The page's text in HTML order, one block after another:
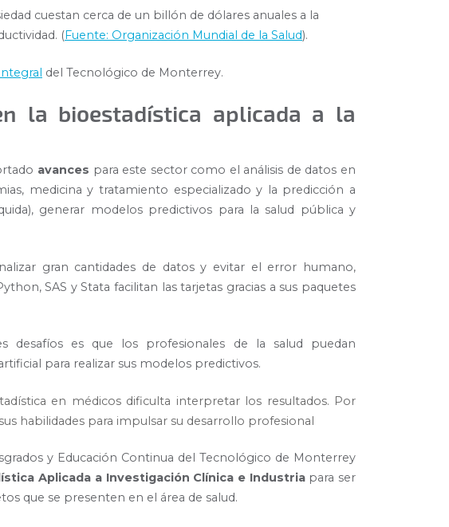
cuestan cerca de un billón de dólares anuales a la
(Fuente: Organización Mundial de la Salud).
del Tecnológico de Monterrey.
la bioestadística aplicada a la
avances para este sector como el análisis de datos en
medicina y tratamiento especializado y la predicción a
generar modelos predictivos para la salud pública y
gran cantidades de datos y evitar el error humano,
SAS y Stata facilitan las tarjetas gracias a sus paquetes
desafíos es que los profesionales de la salud puedan
para realizar sus modelos predictivos.
en médicos dificulta interpretar los resultados. Por
habilidades para impulsar su desarrollo profesional
y Educación Continua del Tecnológico de Monterrey
Aplicada a Investigación Clínica e Industriapara ser
que se presenten en el área de salud.